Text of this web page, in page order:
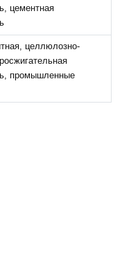
цементная
целлюлозно-
промышленные